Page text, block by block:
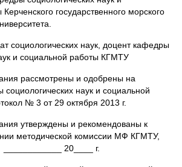
государственного морского
социологических наук, доцент кафедры
и социальной работы КГМТУ
рассмотрены и одобрены на
наук и социальной
№ 3 от 29 октября 2013 г.
утверждены и рекомендованы к
методической комиссии МФ КГМТУ,
20____ г.